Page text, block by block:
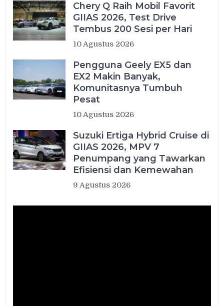
Chery Q Raih Mobil Favorit
GIIAS 2026, Test Drive
Tembus 200 Sesi per Hari
10 Agustus 2026
Pengguna Geely EX5 dan
EX2 Makin Banyak,
Komunitasnya Tumbuh
Pesat
10 Agustus 2026
Suzuki Ertiga Hybrid Cruise di
GIIAS 2026, MPV 7
Penumpang yang Tawarkan
Efisiensi dan Kemewahan
9 Agustus 2026